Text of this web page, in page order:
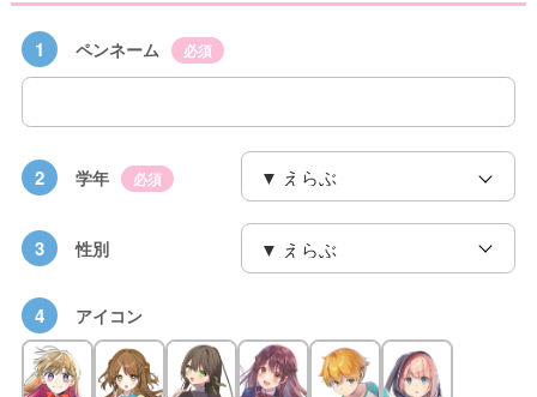
1 ペンネーム 必須
2 学年 必須
3 性別
4 アイコン